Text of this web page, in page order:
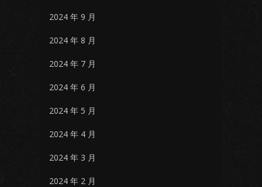
2024 年 9 月
2024 年 8 月
2024 年 7 月
2024 年 6 月
2024 年 5 月
2024 年 4 月
2024 年 3 月
2024 年 2 月